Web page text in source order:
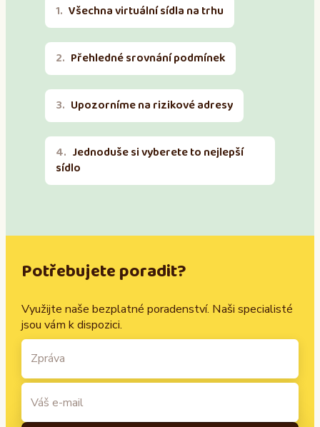
Všechna virtuální sídla na trhu
Přehledné srovnání podmínek
Upozorníme na rizikové adresy
Jednoduše si vyberete to nejlepší
sídlo
Potřebujete poradit?
Využijte naše bezplatné poradenství. Naši specialisté
jsou vám k dispozici.